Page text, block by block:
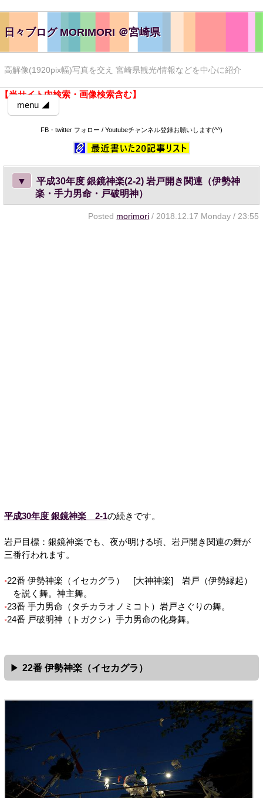
日々ブログ MORIMORI ＠宮崎県
高解像(1920pix幅)写真を交え 宮崎県観光/情報などを中心に紹介
【当サイト内検索・画像検索含む】
menu ◢
FB・twitter フォロー / Youtubeチャンネル登録お願いします(^^)
▼
平成30年度 銀鏡神楽(2-2) 岩戸開き関連（伊勢神
楽・手力男命・戸破明神）
Posted morimori / 2018.12.17 Monday / 23:55
平成30年度 銀鏡神楽 2-1の続きです。
岩戸目標：銀鏡神楽でも、夜が明ける頃、岩戸開き関連の舞が
三番行われます。
22番 伊勢神楽（イセカグラ） [大神神楽] 岩戸（伊勢縁起）
を説く舞。神主舞。
23番 手力男命（タチカラオノミコト）岩戸さぐりの舞。
24番 戸破明神（トガクシ）手力男命の化身舞。
22番 伊勢神楽（イセカグラ）